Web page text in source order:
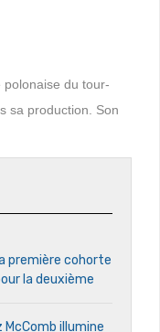
polonaise du tour-
sa production. Son
première cohorte
la deuxième
illumine